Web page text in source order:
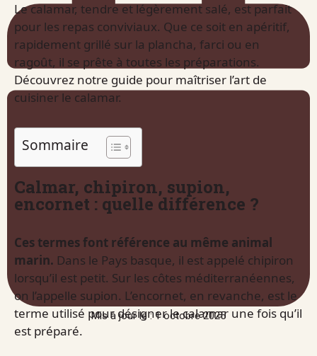
Mis à jour le : 1 octobre 2025
Le calamar, tendre et légèrement salé, est parfait
pour les repas conviviaux. Que ce soit en apéritif,
rapidement grillé sur la plancha, farci ou en
ragoût, il se prête à toutes les préparations.
Découvrez notre guide pour maîtriser l’art de
cuisiner le calamar.
Sommaire
Calmar, chipiron, supion,
encornet : quelle différence ?
Ces termes font référence au même animal
marin. Dans le Pays basque, il est appelé chipiron
lorsqu’il est petit. Sur les côtes méditerranéennes,
on l’appelle supion. L’encornet, en revanche, est le
terme utilisé pour désigner le calamar une fois qu’il
est préparé.